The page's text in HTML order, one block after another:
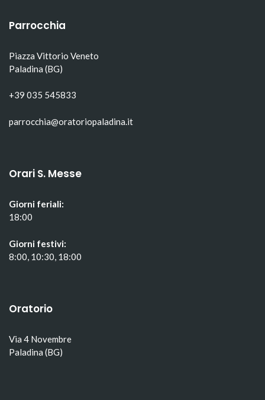
Parrocchia
Piazza Vittorio Veneto
Paladina (BG)
+39 035 545833
parrocchia@oratoriopaladina.it
Orari S. Messe
Giorni feriali:
18:00
Giorni festivi:
8:00, 10:30, 18:00
Oratorio
Via 4 Novembre
Paladina (BG)